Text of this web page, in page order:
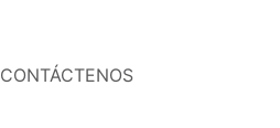
CONTÁCTENOS